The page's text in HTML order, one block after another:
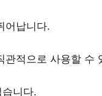
어납니다.
관적으로 사용할 수
니다.